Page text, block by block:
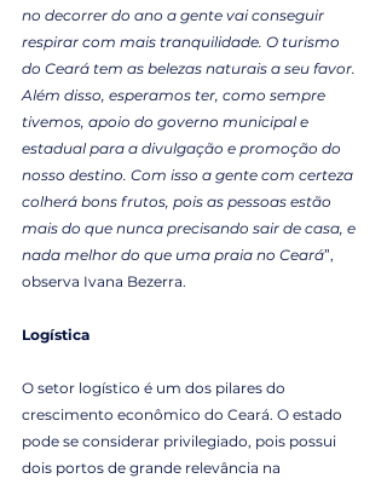
no decorrer do ano a gente vai conseguir
respirar com mais tranquilidade. O turismo
do Ceará tem as belezas naturais a seu favor.
Além disso, esperamos ter, como sempre
tivemos, apoio do governo municipal e
estadual para a divulgação e promoção do
nosso destino. Com isso a gente com certeza
colherá bons frutos, pois as pessoas estão
mais do que nunca precisando sair de casa, e
nada melhor do que uma praia no Ceará”,
observa Ivana Bezerra.
Logística
O setor logístico é um dos pilares do
crescimento econômico do Ceará. O estado
pode se considerar privilegiado, pois possui
dois portos de grande relevância na